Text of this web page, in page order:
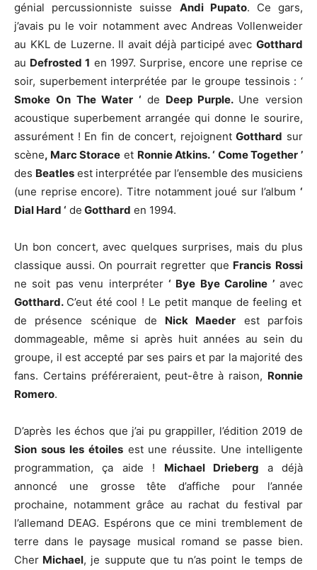
génial percussionniste suisse Andi Pupato. Ce gars,
j’avais pu le voir notamment avec Andreas Vollenweider
au KKL de Luzerne. Il avait déjà participé avec Gotthard
au Defrosted 1 en 1997. Surprise, encore une reprise ce
soir, superbement interprétée par le groupe tessinois : ‘
Smoke On The Water ‘ de Deep Purple. Une version
acoustique superbement arrangée qui donne le sourire,
assurément ! En fin de concert, rejoignentGotthard sur
scène, Marc Storace et Ronnie Atkins. ‘ Come Together ’
des Beatles est interprétée par l’ensemble des musiciens
(une reprise encore). Titre notamment joué sur l’album ‘
Dial Hard ‘ de Gotthard en 1994.
Un bon concert, avec quelques surprises, mais du plus
classique aussi. On pourrait regretter que Francis Rossi
ne soit pas venu interpréter ‘ Bye Bye Caroline ’avec
Gotthard. C’eut été cool ! Le petit manque de feeling et
de présence scénique de Nick Maeder est parfois
dommageable, même si après huit années au sein du
groupe, il est accepté par ses pairs et par la majorité des
fans. Certains préféreraient, peut-être à raison, Ronnie
Romero.
D’après les échos que j’ai pu grappiller, l’édition 2019 de
Sion sous les étoilesest une réussite. Une intelligente
programmation, ça aide ! Michael Drieberg a déjà
annoncé une grosse tête d’affiche pour l’année
prochaine, notamment grâce au rachat du festival par
l’allemand DEAG. Espérons que ce mini tremblement de
terre dans le paysage musical romand se passe bien.
Cher Michael, je suppute que tu n’as point le temps de